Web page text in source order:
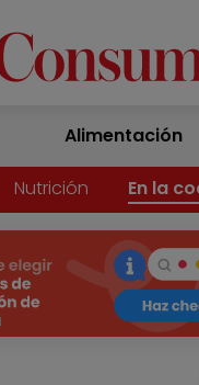
Alimentación
Nutrición En la